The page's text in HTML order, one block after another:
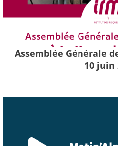
Assemblée Générale
10 juin